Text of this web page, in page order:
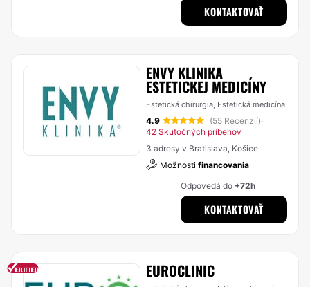
KONTAKTOVAŤ
ENVY KLINIKA
ESTETICKEJ MEDICÍNY
Estetická chirurgia, Estetická medicína
4.9 (55 Recenzií)·
42 Skutočných príbehov
3 adresy v Bratislava, Košice
Možnosti financovania
Odpovedá do +72h
KONTAKTOVAŤ
EUROCLINIC